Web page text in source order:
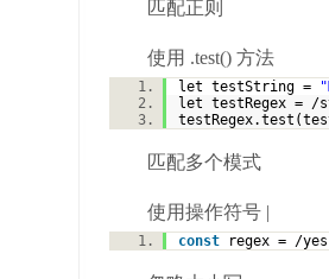
匹配正则
使用 .test() 方法
let testString =
let testRegex = /
匹配多个模式
使用操作符号 |
const regex = /